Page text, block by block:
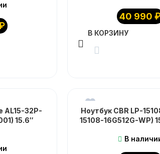
40 990
В КОРЗИНУ
AL15-32P-
15.6″
Ноутбук CBR LP-
15108-16G512G-WP)
В